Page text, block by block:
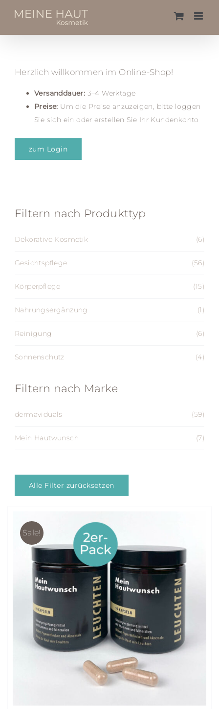
Herzlich willkommen im Online-Shop!
Versanddauer: 3–4 Werktage
Preise: Um die Preise anzuzeigen, bitte loggen
Sie sich ein oder erstellen Sie Ihr Kundenkonto
zum Login
Filtern nach Produkttyp
Dekorative Kosmetik (6)
Gesichtspflege (56)
Körperpflege (15)
Nahrungsergänzung (1)
Reinigung (6)
Sonnenschutz (4)
Filtern nach Marke
dermaviduals (59)
Mein Hautwunsch (7)
Alle Filter zurücksetzen
Sale!